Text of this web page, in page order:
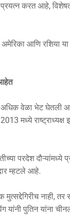
प्रयत्न करत आहे,
आणि रशिया
वेळा भेट घेतली
मध्ये राष्ट्राध्यक्ष
परदेश दौऱ्यांमध्ये
म्हटले आहे.
नाही,
पुतिन यांना